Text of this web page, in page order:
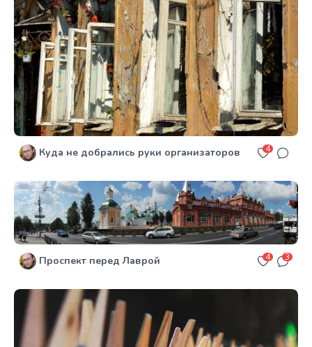
Куда не добрались руки организаторов 4
Проспект перед Лаврой 4 3